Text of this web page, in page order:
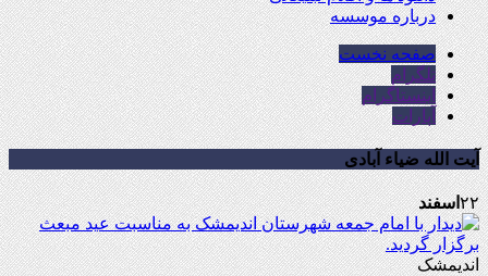
درباره موسسه
صفحه نخست
تلگرام
اینستاگرام
آپارات
آیت الله ضیاء آبادی
۲۲اسفند
اندیمشک